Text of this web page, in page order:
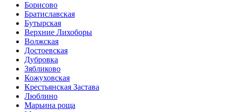
Борисово
Братиславская
Бутырская
Верхние Лихоборы
Волжская
Достоевская
Дубровка
Зябликово
Кожуховская
Крестьянская Застава
Люблино
Марьина роща